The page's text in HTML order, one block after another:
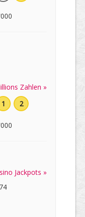
Zahlen »
1 2
Jackpots »